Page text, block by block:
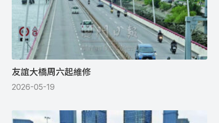
友誼大橋周六起維修
2026-05-19